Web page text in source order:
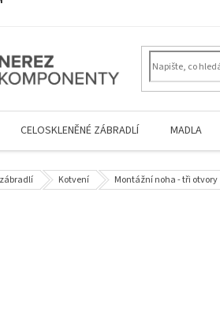
CELOSKLENĚNÉ ZÁBRADLÍ MADLA
Kotvení Montážní noha - tři otvory